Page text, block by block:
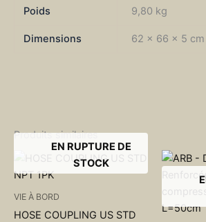
Poids 9,80 kg
Dimensions 62 × 66 × 5 cm
Produits similaires
EN RUPTURE DE
STOCK
VIE À BORD
HOSE COUPLING US STD